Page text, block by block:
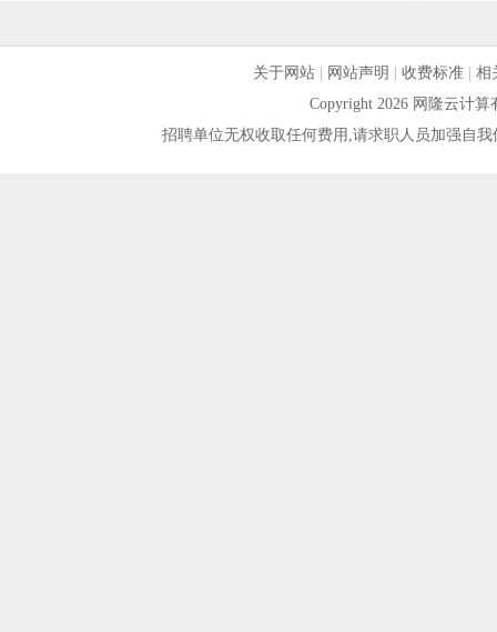
关于网站| 网站声明 收费标准| 相
Copyright 2026 网隆云计
招聘单位无权收取任何费用,请求职人员加强自